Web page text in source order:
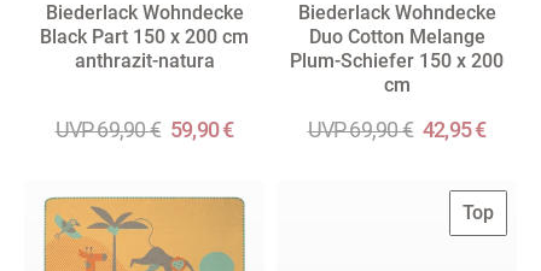
Biederlack Wohndecke
Black Part 150 x 200 cm
anthrazit-natura
UVP 69,90 € 59,90 €
Biederlack Wohndecke
Duo Cotton Melange
Plum-Schiefer 150 x 200
cm
UVP 69,90 € 42,95 €
Top